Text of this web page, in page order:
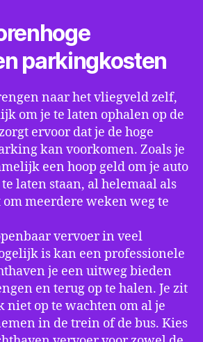
parkingkosten
naar het vliegveld zelf,
om je te laten ophalen op de
ervoor dat je de hoge
kan voorkomen. Zoals je
een hoop geld om je auto
laten staan, al helemaal als
meerdere weken weg te
vervoer in veel
is kan een professionele
je een uitweg bieden
en terug op te halen. Je zit
op te wachten om al je
in de trein of de bus. Kies